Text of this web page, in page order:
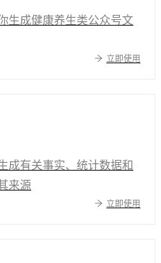
生成健康养生类公众号文
立即使用
成有关事实、统计数据和
来源
立即使用